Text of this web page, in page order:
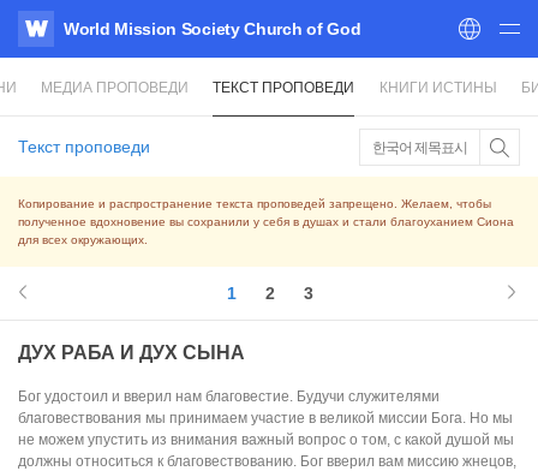
WATV
World Mission Society Church of God
МЕДИА ПРОПОВЕДИ ТЕКСТ ПРОПОВЕДИ КНИГИ ИСТИНЫ
Текст проповеди 한국어 제목표시
Копирование и распространение текста проповедей запрещено. Желаем, чтобы
полученное вдохновение вы сохранили у себя в душах и стали благоуханием Сиона
для всех окружающих.
1 2 3
ДУХ РАБА И ДУХ СЫНА
Бог удостоил и вверил нам благовестие. Будучи служителями
благовествования мы принимаем участие в великой миссии Бога. Но мы
не можем упустить из внимания важный вопрос о том, с какой душой мы
должны относиться к благовествованию. Бог вверил вам миссию жнецов,